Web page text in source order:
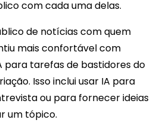
com cada uma delas.
de notícias com quem
mais confortável com
para tarefas de bastidores do
Isso inclui usar IA para
ou para fornecer ideias
um tópico.